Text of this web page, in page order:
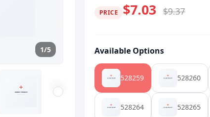
1/5
PRICE $7.03 $9.37
Available Options
528259 528260
528264 528265